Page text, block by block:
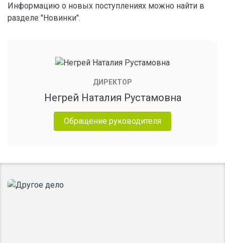
Информацию о новых поступлениях можно найти в
разделе "Новинки".
ДИРЕКТОР
Негрей Наталия Рустамовна
Обращение руководителя